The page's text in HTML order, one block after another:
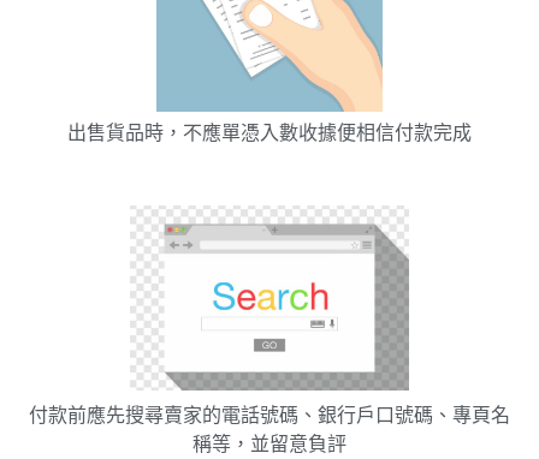
出售貨品時，不應單憑入數收據便相信付款完成
付款前應先搜尋賣家的電話號碼、銀行戶口號碼、專頁名
稱等，並留意負評